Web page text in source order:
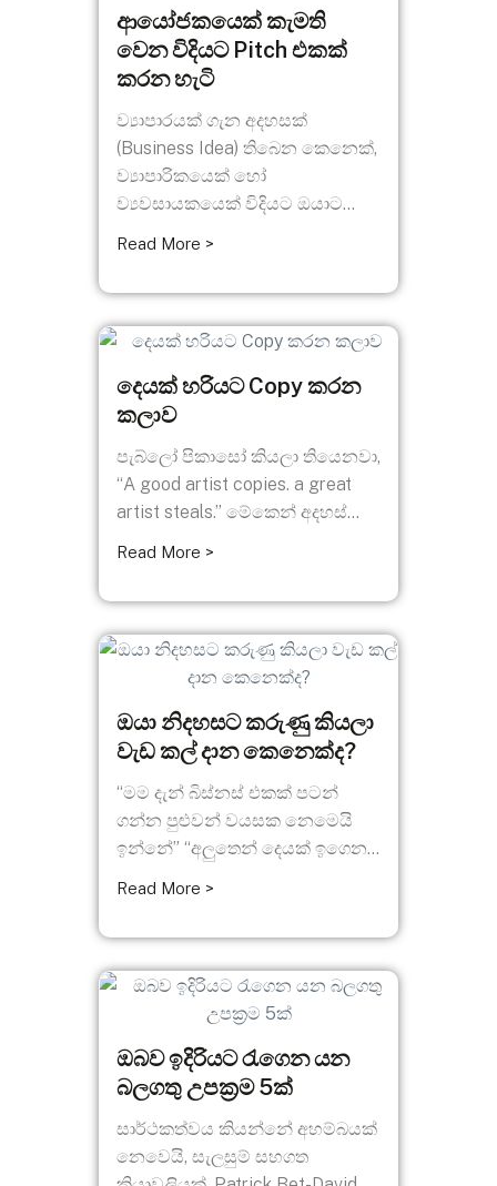
ආයෝජකයෙක් කැමති
වෙන විදියට Pitch එකක්
කරන හැටි
ව්‍යාපාරයක් ගැන අදහසක්
(Business Idea) තිබෙන කෙනෙක්,
ව්‍යාපාරිකයෙක් හෝ
ව්‍යවසායකයෙක් විදියට ඔයාට...
Read More >
දෙයක් හරියට Copy කරන
කලාව
පැබ්ලෝ පිකාසෝ කියලා තියෙනවා,
“A good artist copies. a great
artist steals.” මේකෙන් අදහස්...
Read More >
ඔයා නිදහසට කරුණු කියලා
වැඩ කල් දාන කෙනෙක්ද?
“මම දැන් බිස්නස් එකක් පටන්
ගන්න පුළුවන් වයසක නෙමෙයි
ඉන්නේ” “අලුතෙන් දෙයක් ඉගෙන...
Read More >
ඔබව ඉදිරියට රැගෙන යන
බලගතු උපක්‍රම 5ක්
සාර්ථකත්වය කියන්නේ අහම්බයක්
නෙවෙයි, සැලසුම් සහගත